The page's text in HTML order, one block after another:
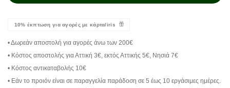
10% έκπτωση για αγορές με κάρτα/iris
• Δωρεάν αποστολή για αγορές άνω των 200€
• Κόστος αποστολής για Αττική 3€, εκτός Αττικής 5€, Νησιά 7€
• Κόστος αντικαταβολής 10€
• Εάν το προιόν είναι σε παραγγελία παράδοση σε 5 έως 10 εργάσιμες ημέρες.